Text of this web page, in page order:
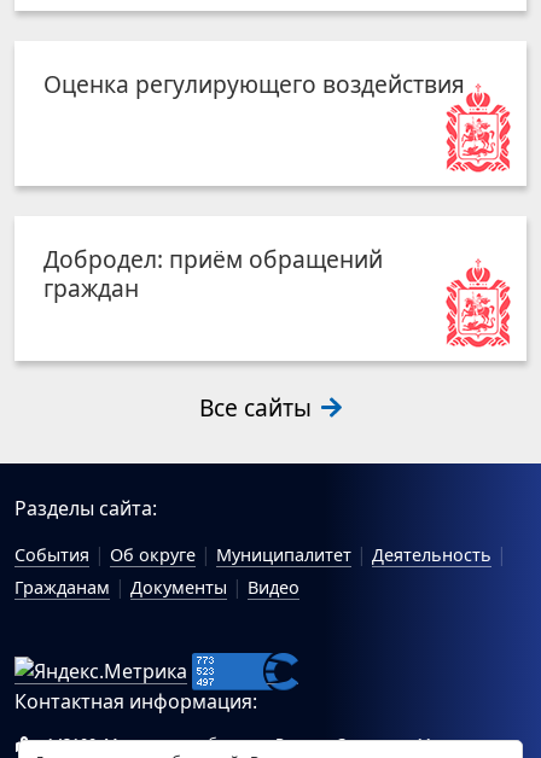
Оценка регулирующего воздействия
Добродел: приём обращений
граждан
Все сайты
Разделы сайта:
События Об округе Муниципалитет
Деятельность
Гражданам
Документы Видео
Контактная информация:
143100, Московская область, г.Руза, ул.Солнцева, 11